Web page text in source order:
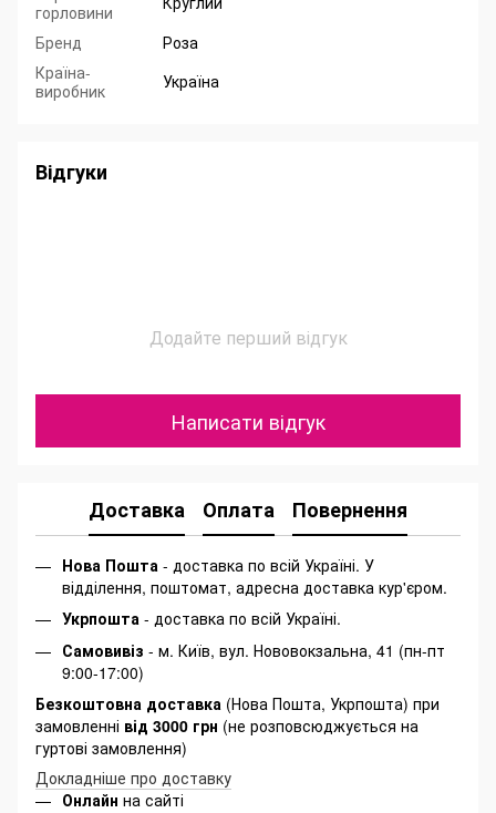
горловини
Бренд
Роза
Країна-
виробник
Україна
Відгуки
Додайте перший відгук
Написати відгук
Доставка Оплата Повернення
Нова Пошта - доставка по всій Україні. У
відділення, поштомат, адресна доставка кур'єром.
Укрпошта - доставка по всій Україні.
Самовивіз - м. Київ, вул. Нововокзальна, 41 (пн-пт
9:00-17:00)
Безкоштовна доставка (Нова Пошта, Укрпошта) при
замовленні від 3000 грн (не розповсюджується на
гуртові замовлення)
Докладніше про доставку
Онлайн на сайті